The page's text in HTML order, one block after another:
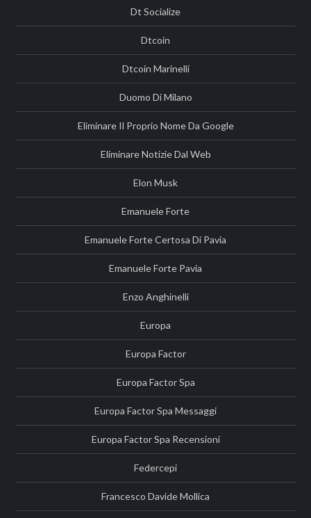
Dt Socialize
Dtcoin
Dtcoin Marinelli
Duomo Di Milano
Eliminare Il Proprio Nome Da Google
Eliminare Notizie Dal Web
Elon Musk
Emanuele Forte
Emanuele Forte Certosa Di Pavia
Emanuele Forte Pavia
Enzo Anghinelli
Europa
Europa Factor
Europa Factor Spa
Europa Factor Spa Messaggi
Europa Factor Spa Recensioni
Federcepi
Francesco Davide Mollica